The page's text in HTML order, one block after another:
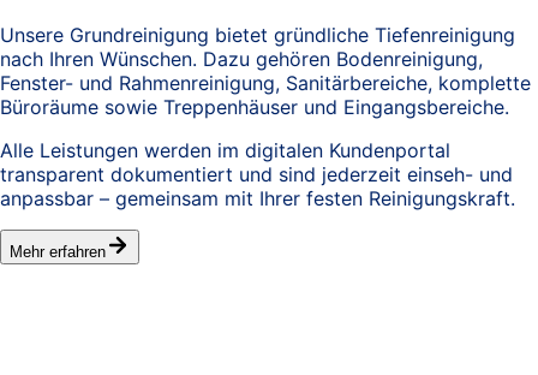
Unsere Grundreinigung bietet gründliche Tiefenreinigung
nach Ihren Wünschen. Dazu gehören Bodenreinigung,
Fenster- und Rahmenreinigung, Sanitärbereiche, komplette
Büroräume sowie Treppenhäuser und Eingangsbereiche.
Alle Leistungen werden im digitalen Kundenportal
transparent dokumentiert und sind jederzeit einseh- und
anpassbar – gemeinsam mit Ihrer festen Reinigungskraft.
Mehr erfahren